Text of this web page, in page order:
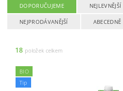
DOPORUČUJEME NEJLEVNĚJŠÍ
NEJPRODÁVANĚJŠÍ ABECEDNĚ
18 položek celkem
BIO
Tip